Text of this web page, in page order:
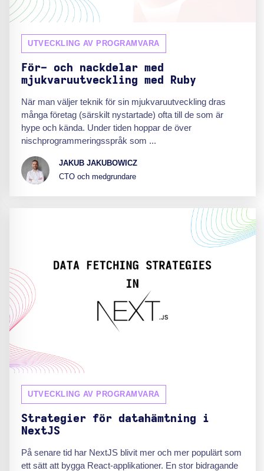
UTVECKLING AV PROGRAMVARA
För- och nackdelar med
mjukvaruutveckling med Ruby
När man väljer teknik för sin mjukvaruutveckling dras
många företag (särskilt nystartade) ofta till de som är
hype och kända. Under tiden hoppar de över
nischprogrammeringsspråk som ...
JAKUB JAKUBOWICZ
CTO och medgrundare
UTVECKLING AV PROGRAMVARA
Strategier för datahämtning i
NextJS
På senare tid har NextJS blivit mer och mer populärt som
ett sätt att bygga React-applikationer. En stor bidragande